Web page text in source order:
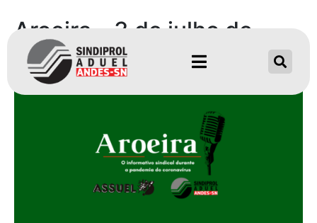
Aroeira – 3 de julho de
2021